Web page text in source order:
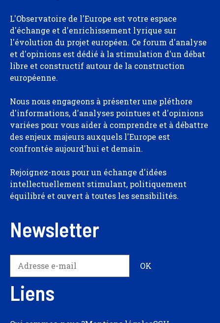
L'Observatoire de l'Europe est votre espace
d'échange et d'enrichissement lyrique sur
l'évolution du projet européen. Ce forum d'analyse
et d'opinions est dédié à la stimulation d'un débat
libre et constructif autour de la construction
européenne.
Nous nous engageons à présenter une pléthore
d'informations, d'analyses pointues et d'opinions
variées pour vous aider à comprendre et à débattre
des enjeux majeurs auxquels l'Europe est
confrontée aujourd'hui et demain.
Rejoignez-nous pour un échange d'idées
intellectuellement stimulant, politiquement
équilibré et ouvert à toutes les sensibilités.
Newsletter
Liens